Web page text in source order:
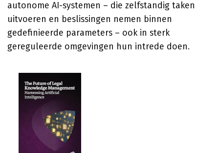
autonome AI-systemen – die zelfstandig taken
uitvoeren en beslissingen nemen binnen
gedefinieerde parameters – ook in sterk
gereguleerde omgevingen hun intrede doen.